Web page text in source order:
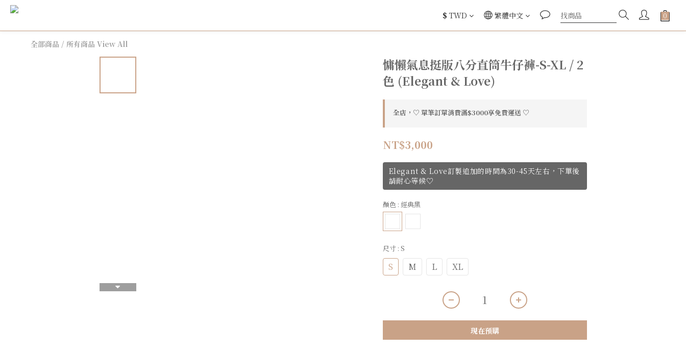
$ TWD 繁體中文
全部商品 / 所有商品 View All
慵懶氣息挺版八分直筒牛仔褲-S-XL / 2
色 (Elegant & Love)
全店，♡ 單筆訂單消費滿$3000享免費運送 ♡
NT$3,000
Elegant & Love訂製追加的時間為30-45天左右，下單後
請耐心等候♡
顏色 : 經典黑
尺寸 : S
S M L XL
現在預購